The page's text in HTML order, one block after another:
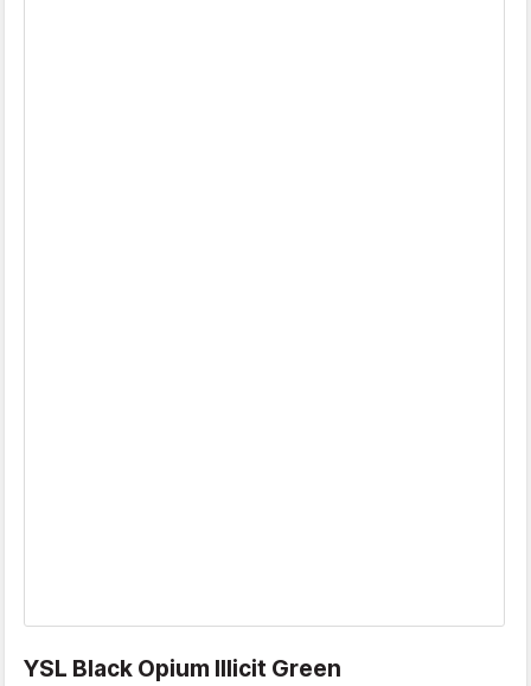
YSL Black Opium Illicit Green